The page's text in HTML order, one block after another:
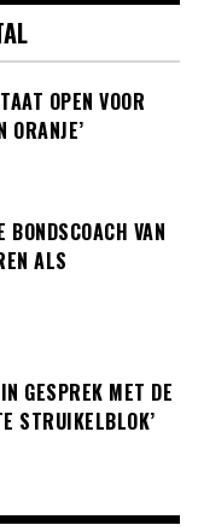
OPEN VOOR
ORANJE’
VAN
ALS
GESPREK MET DE
STRUIKELBLOK’